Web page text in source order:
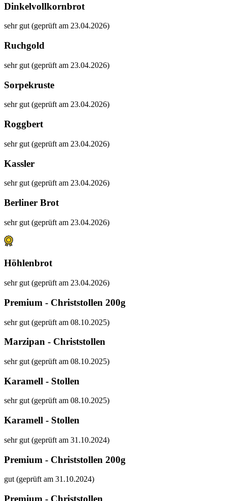
Dinkelvollkornbrot
sehr gut (geprüft am 23.04.2026)
Ruchgold
sehr gut (geprüft am 23.04.2026)
Sorpekruste
sehr gut (geprüft am 23.04.2026)
Roggbert
sehr gut (geprüft am 23.04.2026)
Kassler
sehr gut (geprüft am 23.04.2026)
Berliner Brot
sehr gut (geprüft am 23.04.2026)
Höhlenbrot
sehr gut (geprüft am 23.04.2026)
Premium - Christstollen 200g
sehr gut (geprüft am 08.10.2025)
Marzipan - Christstollen
sehr gut (geprüft am 08.10.2025)
Karamell - Stollen
sehr gut (geprüft am 08.10.2025)
Karamell - Stollen
sehr gut (geprüft am 31.10.2024)
Premium - Christstollen 200g
gut (geprüft am 31.10.2024)
Premium - Christstollen